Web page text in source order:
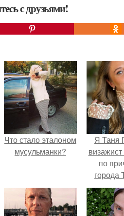
с друзьями!
Что стало эталоном
мусульманки?
Я Таня
визажист
по
города